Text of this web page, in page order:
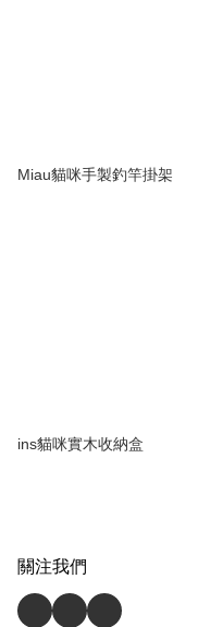
Miau貓咪手製釣竿掛架
ins貓咪實木收納盒
關注我們